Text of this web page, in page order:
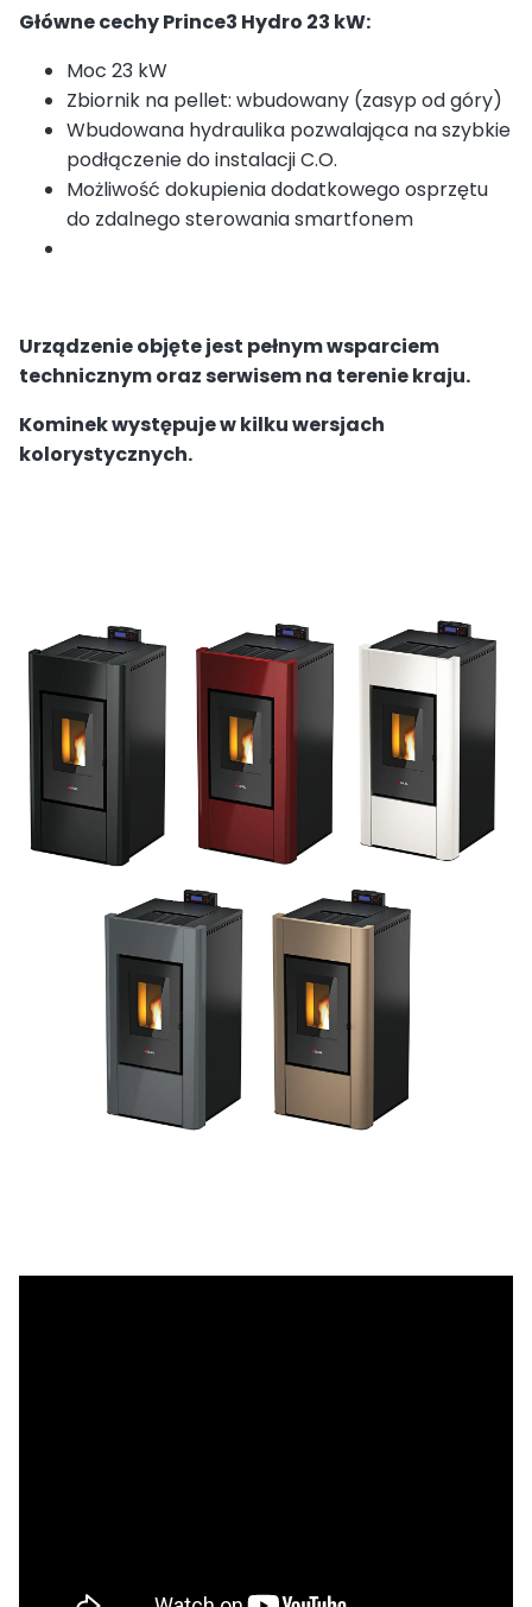
Główne cechy Prince3 Hydro 23 kW:
Moc 23 kW
Zbiornik na pellet: wbudowany (zasyp od góry)
Wbudowana hydraulika pozwalająca na szybkie
podłączenie do instalacji C.O.
Możliwość dokupienia dodatkowego osprzętu
do zdalnego sterowania smartfonem
Urządzenie objęte jest pełnym wsparciem
technicznym oraz serwisem na terenie kraju.
Kominek występuje w kilku wersjach
kolorystycznych.